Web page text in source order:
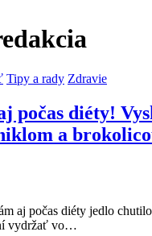
Tipy a rady Zdravie
počas diéty!
a
aj počas diéty jedlo
vydržať vo…